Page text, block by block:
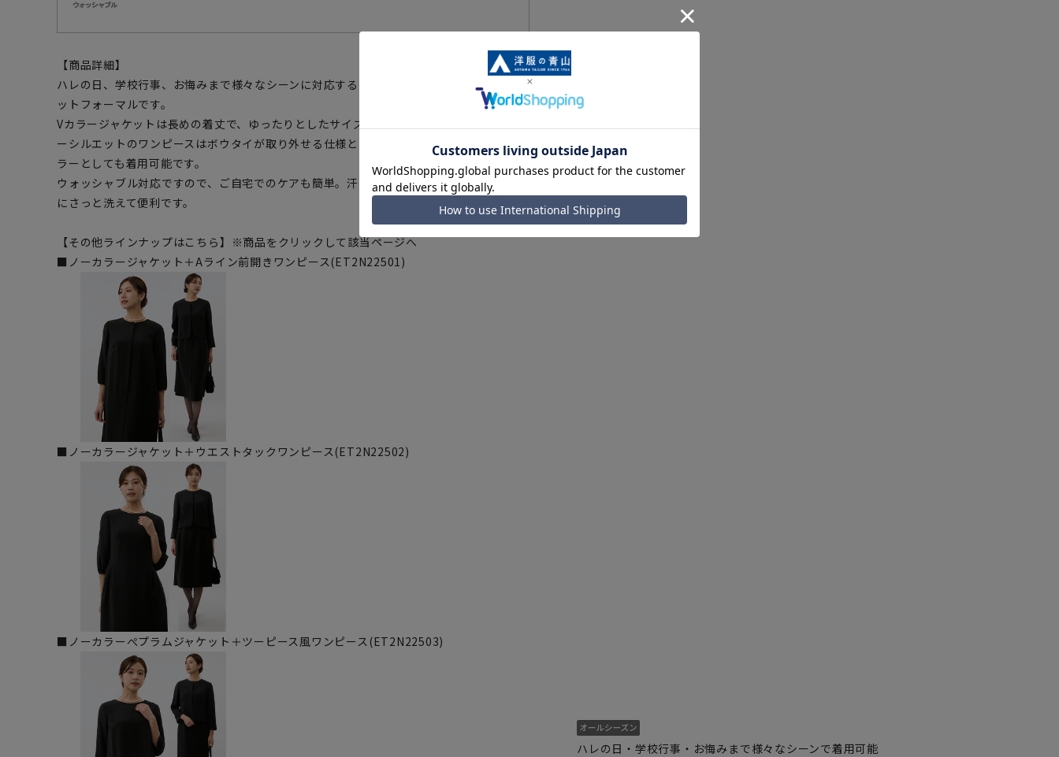
【商品詳細】
ハレの日、学校行事、お悔みまで様々なシーンに対応するジャケット・ワンピースの2点セ
ットフォーマルです。
Vカラージャケットは長めの着丈で、ゆったりとしたサイズ感ながらスッキリ見え。フレア
ーシルエットのワンピースはボウタイが取り外せる仕様となっており、控えめスタンドカ
ラーとしても着用可能です。
ウォッシャブル対応ですので、ご自宅でのケアも簡単。汗やお線香の香りが気になるとき
にさっと洗えて便利です。
【その他ラインナップはこちら】※商品をクリックして該当ページへ
■ノーカラージャケット＋Aライン前開きワンピース(ET2N22501)
■ノーカラージャケット＋ウエストタックワンピース(ET2N22502)
■ノーカラーぺプラムジャケット＋ツーピース風ワンピース(ET2N22503)
ハレの日・学校行事・お悔みまで様々なシーンで着用可能